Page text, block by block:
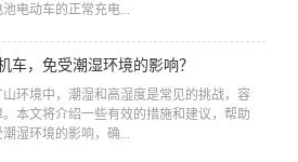
电动车的正常充电...
车，免受潮湿环境的影响？
环境中，潮湿和高湿度是常见的挑战，容
本文将介绍一些有效的措施和建议，帮助
湿环境的影响，确...